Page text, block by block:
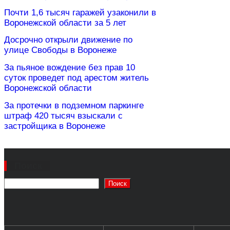
Почти 1,6 тысяч гаражей узаконили в
Воронежской области за 5 лет
Досрочно открыли движение по
улице Свободы в Воронеже
За пьяное вождение без прав 10
суток проведет под арестом житель
Воронежской области
За протечки в подземном паркинге
штраф 420 тысяч взыскали с
застройщика в Воронеже
Поиск